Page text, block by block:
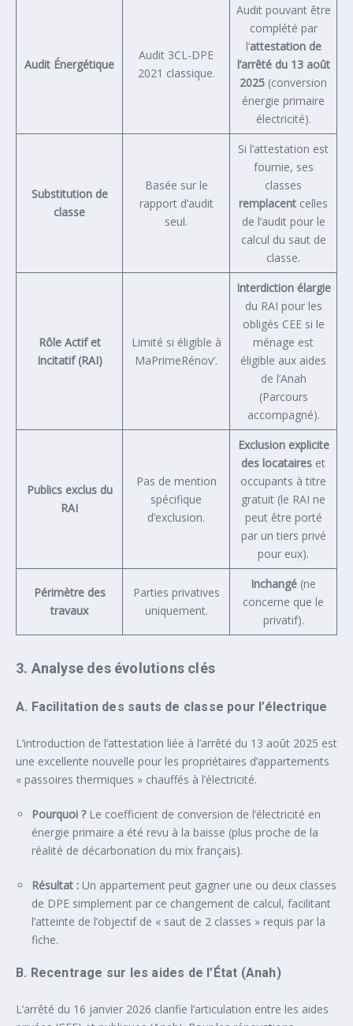
Audit Énergétique
Audit 3CL-DPE
2021 classique.
Audit pouvant être
complété par
l’attestation de
l’arrêté du 13 août
2025 (conversion
énergie primaire
électricité).
Substitution de
classe
Basée sur le
rapport d’audit
seul.
Si l’attestation est
fournie, ses
classes
remplacent celles
de l’audit pour le
calcul du saut de
classe.
Rôle Actif et
Incitatif (RAI)
Limité si éligible à
MaPrimeRénov’.
Interdiction élargie
du RAI pour les
obligés CEE si le
ménage est
éligible aux aides
de l’Anah
(Parcours
accompagné).
Publics exclus du
RAI
Pas de mention
spécifique
d’exclusion.
Exclusion explicite
des locataires et
occupants à titre
gratuit (le RAI ne
peut être porté
par un tiers privé
pour eux).
Périmètre des
travaux
Parties privatives
uniquement.
Inchangé (ne
concerne que le
privatif).
3. Analyse des évolutions clés
A. Facilitation des sauts de classe pour l’électrique
L’introduction de l’attestation liée à l’arrêté du 13 août 2025 est
une excellente nouvelle pour les propriétaires d’appartements
« passoires thermiques » chauffés à l’électricité.
Pourquoi ?Le coefficient de conversion de l’électricité en
énergie primaire a été revu à la baisse (plus proche de la
réalité de décarbonation du mix français).
Résultat : Un appartement peut gagner une ou deux classes
de DPE simplement par ce changement de calcul, facilitant
l’atteinte de l’objectif de « saut de 2 classes » requis par la
fiche.
B. Recentrage sur les aides de l’État (Anah)
L’arrêté du 16 janvier 2026 clarifie l’articulation entre les aides